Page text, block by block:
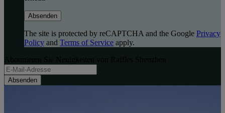
Absenden
The site is protected by reCAPTCHA and the Google Privacy
Policy and Terms of Service apply.
Absenden